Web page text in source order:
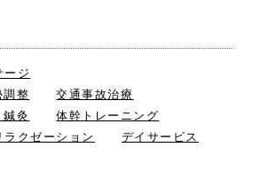
ージ
調整
交通事故治療
灸
体幹トレーニング
ラクゼーション デイサービス